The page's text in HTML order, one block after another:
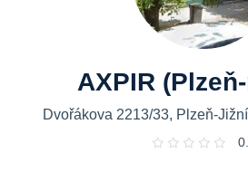
AXPIR
Dvořákova 2213/33, Plzeň-